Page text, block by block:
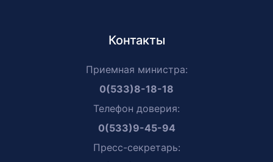
Контакты
Приемная министра:
0(533)8-18-18
Телефон доверия:
0(533)9-45-94
Пресс-секретарь: